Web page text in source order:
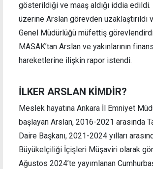
gösterildiği ve maaş aldığı iddia edildi.
üzerine Arslan görevden uzaklaştırıldı
Genel Müdürlüğü müfettiş
MASAK’tan Arslan ve yakınlarının
hareketlerine ilişkin rapor istendi.
İLKER ARSLAN KİMDİR?
Meslek hayatına Ankara İl Emniyet
başlayan Arslan, 2016-2021 arasında
Daire Başkanı, 2021-2024 yılları
Büyükelçiliği İçişleri Müşaviri olarak
Ağustos 2024’te yayımlanan